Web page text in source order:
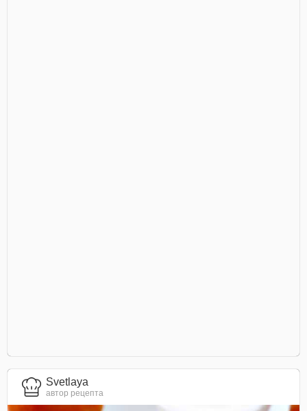
Svetlaya
автор рецепта